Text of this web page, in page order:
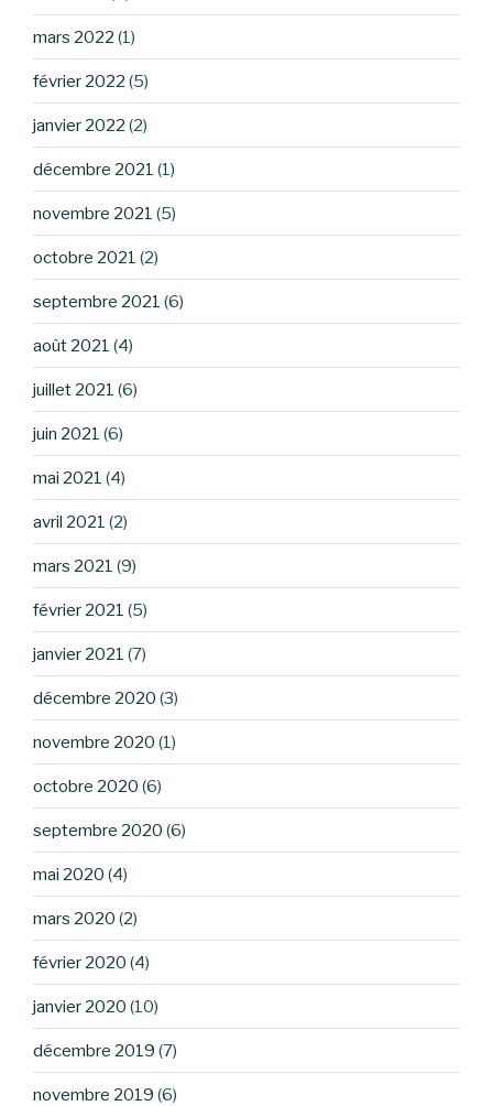
mars 2022 (1)
février 2022 (5)
janvier 2022 (2)
décembre 2021 (1)
novembre 2021 (5)
octobre 2021 (2)
septembre 2021 (6)
août 2021 (4)
juillet 2021 (6)
juin 2021 (6)
mai 2021 (4)
avril 2021 (2)
mars 2021 (9)
février 2021 (5)
janvier 2021 (7)
décembre 2020 (3)
novembre 2020 (1)
octobre 2020 (6)
septembre 2020 (6)
mai 2020 (4)
mars 2020 (2)
février 2020 (4)
janvier 2020 (10)
décembre 2019 (7)
novembre 2019 (6)